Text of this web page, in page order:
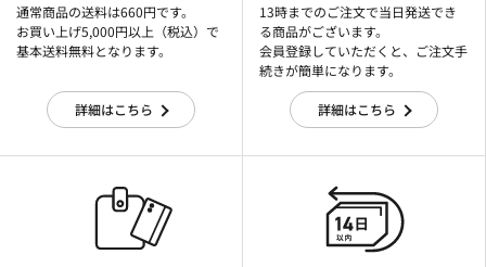
通常商品の送料は660円です。
お買い上げ5,000円以上（税込）で
基本送料無料となります。
詳細はこちら
13時までのご注文で当日発送でき
る商品がございます。
会員登録していただくと、ご注文手
続きが簡単になります。
詳細はこちら